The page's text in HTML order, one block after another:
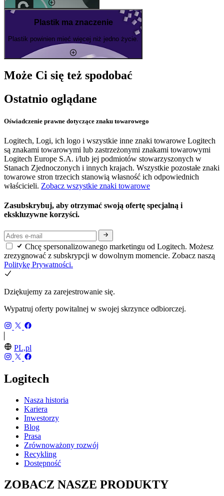
Plastik ma znaczenie
Plastik powinien mieć więcej niż jedno życie.
Może Ci się też spodobać
Ostatnio oglądane
Oświadczenie prawne dotyczące znaku towarowego
Logitech, Logi, ich logo i wszystkie inne znaki towarowe Logitech
są znakami towarowymi lub zastrzeżonymi znakami towarowymi
Logitech Europe S.A. i/lub jej podmiotów stowarzyszonych w
Stanach Zjednoczonych i innych krajach. Wszystkie pozostałe znaki
towarowe stron trzecich stanowią własność ich odpowiednich
właścicieli. Zobacz wszystkie znaki towarowe
Zasubskrybuj, aby otrzymać swoją ofertę specjalną i
ekskluzywne korzyści.
Chcę spersonalizowanego marketingu od Logitech. Możesz
zrezygnować z subskrypcji w dowolnym momencie. Zobacz naszą
Politykę Prywatności.
Dziękujemy za zarejestrowanie się.
Wypatruj oferty powitalnej w swojej skrzynce odbiorczej.
PL,pl
Logitech
Nasza historia
Kariera
Inwestorzy
Blog
Prasa
Zrównoważony rozwój
Recykling
Dostępność
ZOBACZ NASZE PRODUKTY